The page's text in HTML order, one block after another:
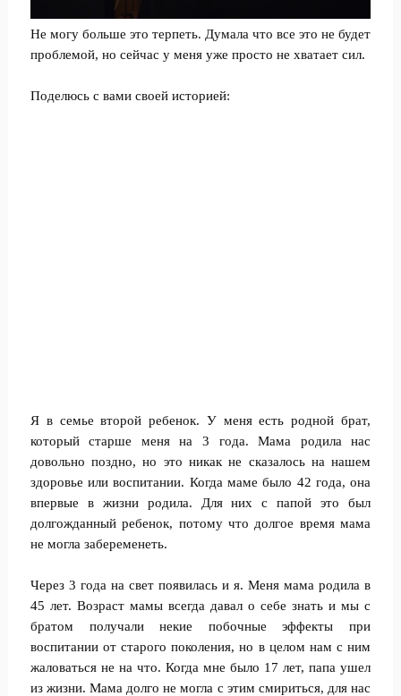
Не могу больше это терпеть. Думала что все это не будет
проблемой, но сейчас у меня уже просто не хватает сил.
Поделюсь с вами своей историей:
Я в семье второй ребенок. У меня есть родной брат,
который старше меня на 3 года. Мама родила нас
довольно поздно, но это никак не сказалось на нашем
здоровье или воспитании. Когда маме было 42 года, она
впервые в жизни родила. Для них с папой это был
долгожданный ребенок, потому что долгое время мама
не могла забеременеть.
Через 3 года на свет появилась и я. Меня мама родила в
45 лет. Возраст мамы всегда давал о себе знать и мы с
братом получали некие побочные эффекты при
воспитании от старого поколения, но в целом нам с ним
жаловаться не на что. Когда мне было 17 лет, папа ушел
из жизни. Мама долго не могла с этим смириться, для нас